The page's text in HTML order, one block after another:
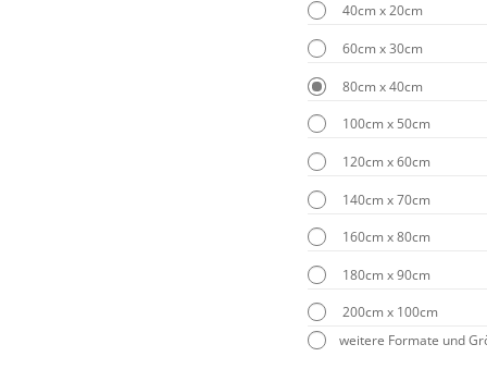
40cm x 20cm
60cm x 30cm
80cm x 40cm
100cm x 50cm
120cm x 60cm
140cm x 70cm
160cm x 80cm
180cm x 90cm
200cm x 100cm
weitere Formate und